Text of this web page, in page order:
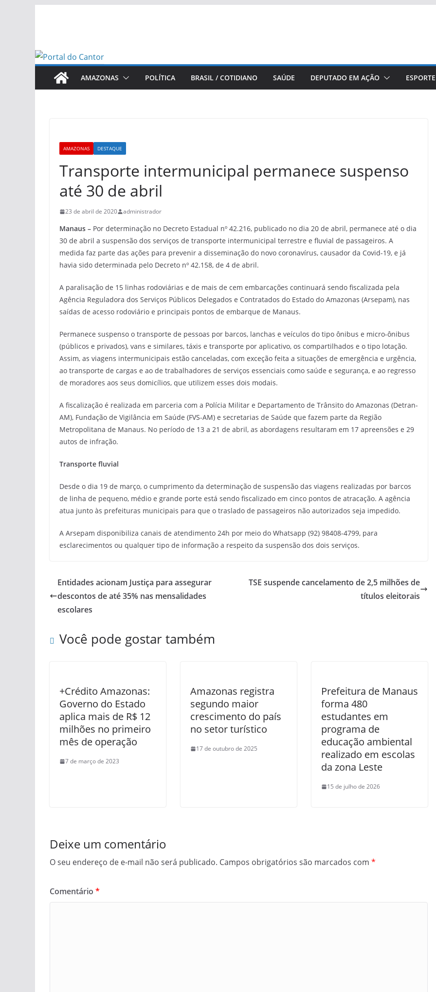
conteúdo
AMAZONAS POLÍTICA BRASIL / COTIDIANO SAÚDE DEPUTADO EM AÇÃO ESPORTE
AMAZONAS DESTAQUE
Transporte intermunicipal permanece suspenso
até 30 de abril
23 de abril de 2020 administrador
Manaus – Por determinação no Decreto Estadual nº 42.216, publicado no dia 20 de abril, permanece até o dia
30 de abril a suspensão dos serviços de transporte intermunicipal terrestre e fluvial de passageiros. A
medida faz parte das ações para prevenir a disseminação do novo coronavírus, causador da Covid-19, e já
havia sido determinada pelo Decreto nº 42.158, de 4 de abril.
A paralisação de 15 linhas rodoviárias e de mais de cem embarcações continuará sendo fiscalizada pela
Agência Reguladora dos Serviços Públicos Delegados e Contratados do Estado do Amazonas (Arsepam), nas
saídas de acesso rodoviário e principais pontos de embarque de Manaus.
Permanece suspenso o transporte de pessoas por barcos, lanchas e veículos do tipo ônibus e micro-ônibus
(públicos e privados), vans e similares, táxis e transporte por aplicativo, os compartilhados e o tipo lotação.
Assim, as viagens intermunicipais estão canceladas, com exceção feita a situações de emergência e urgência,
ao transporte de cargas e ao de trabalhadores de serviços essenciais como saúde e segurança, e ao regresso
de moradores aos seus domicílios, que utilizem esses dois modais.
A fiscalização é realizada em parceria com a Polícia Militar e Departamento de Trânsito do Amazonas (Detran-
AM), Fundação de Vigilância em Saúde (FVS-AM) e secretarias de Saúde que fazem parte da Região
Metropolitana de Manaus. No período de 13 a 21 de abril, as abordagens resultaram em 17 apreensões e 29
autos de infração.
Transporte fluvial
Desde o dia 19 de março, o cumprimento da determinação de suspensão das viagens realizadas por barcos
de linha de pequeno, médio e grande porte está sendo fiscalizado em cinco pontos de atracação. A agência
atua junto às prefeituras municipais para que o traslado de passageiros não autorizados seja impedido.
A Arsepam disponibiliza canais de atendimento 24h por meio do Whatsapp (92) 98408-4799, para
esclarecimentos ou qualquer tipo de informação a respeito da suspensão dos dois serviços.
Entidades acionam Justiça para assegurar
descontos de até 35% nas mensalidades
escolares
TSE suspende cancelamento de 2,5 milhões de
títulos eleitorais
Você pode gostar também
+Crédito Amazonas:
Governo do Estado
aplica mais de R$ 12
milhões no primeiro
mês de operação
7 de março de 2023
Amazonas registra
segundo maior
crescimento do país
no setor turístico
17 de outubro de 2025
Prefeitura de Manaus
forma 480
estudantes em
programa de
educação ambiental
realizado em escolas
da zona Leste
15 de julho de 2026
Deixe um comentário
O seu endereço de e-mail não será publicado. Campos obrigatórios são marcados com *
Comentário *